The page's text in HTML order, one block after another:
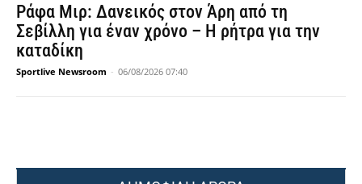
Ράφα Μιρ: Δανεικός στον Άρη από τη
Σεβίλλη για έναν χρόνο – Η ρήτρα για την
καταδίκη
Sportlive Newsroom - 06/08/2026 07:40